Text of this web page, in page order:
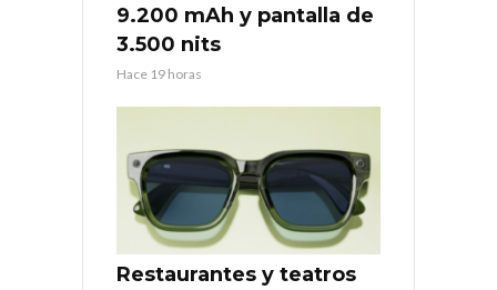
9.200 mAh y pantalla de
3.500 nits
Hace 19 horas
Restaurantes y teatros